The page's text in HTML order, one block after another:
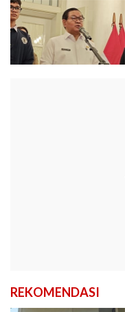
REKOMENDASI